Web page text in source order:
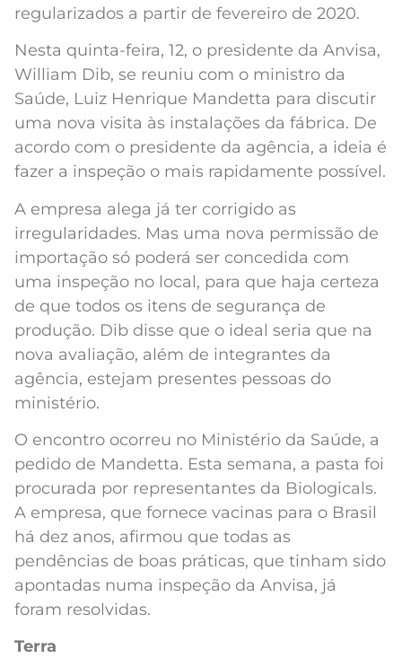
regularizados a partir de fevereiro de 2020.
Nesta quinta-feira, 12, o presidente da Anvisa,
William Dib, se reuniu com o ministro da
Saúde, Luiz Henrique Mandetta para discutir
uma nova visita às instalações da fábrica. De
acordo com o presidente da agência, a ideia é
fazer a inspeção o mais rapidamente possível.
A empresa alega já ter corrigido as
irregularidades. Mas uma nova permissão de
importação só poderá ser concedida com
uma inspeção no local, para que haja certeza
de que todos os itens de segurança de
produção. Dib disse que o ideal seria que na
nova avaliação, além de integrantes da
agência, estejam presentes pessoas do
ministério.
O encontro ocorreu no Ministério da Saúde, a
pedido de Mandetta. Esta semana, a pasta foi
procurada por representantes da Biologicals.
A empresa, que fornece vacinas para o Brasil
há dez anos, afirmou que todas as
pendências de boas práticas, que tinham sido
apontadas numa inspeção da Anvisa, já
foram resolvidas.
Terra